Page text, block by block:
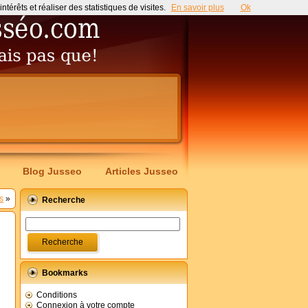
Blog Jusseo Articles Jusseo
» Recherche
Bookmarks
Conditions
Connexion à votre compte
et réaliser des statistiques de visites. En savoir plus Ok